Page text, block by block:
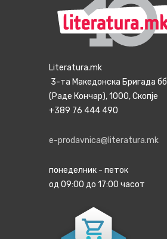
Literatura.mk
3-та Македонска Бригада бб
(Раде Кончар), 1000, Скопје
+389 76 444 490
e-prodavnica@literatura.mk
понеделник - петок
од 09:00 до 17:00 часот